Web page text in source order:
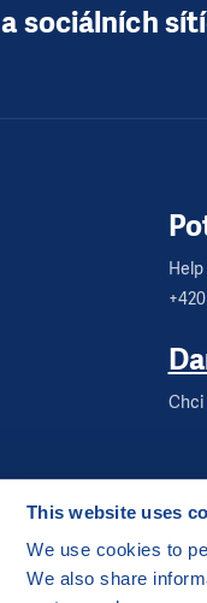
This website uses
We use cookies to
We also share
sociálních
Chci
, Šafaříkova 635/24,